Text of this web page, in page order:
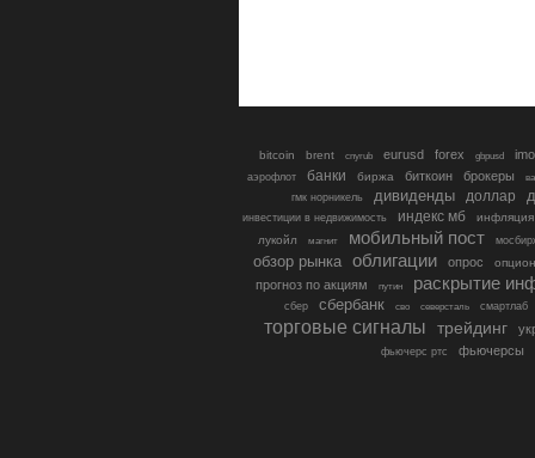
bitcoin brent cnyrub eurusd forex gbpusd
аэрофлот банки биржа биткоин брокеры
гмк норникель
дивиденды доллар
инвестиции в недвижимость индекс мб
инфляция
лукойл
магнит мобильный пост
обзор рынка облигации опрос
прогноз по акциям путин раскрытие
сбер сбербанк сво северсталь смартлаб
торговые сигналы трейдинг
фьючерс ртс фьючерсы